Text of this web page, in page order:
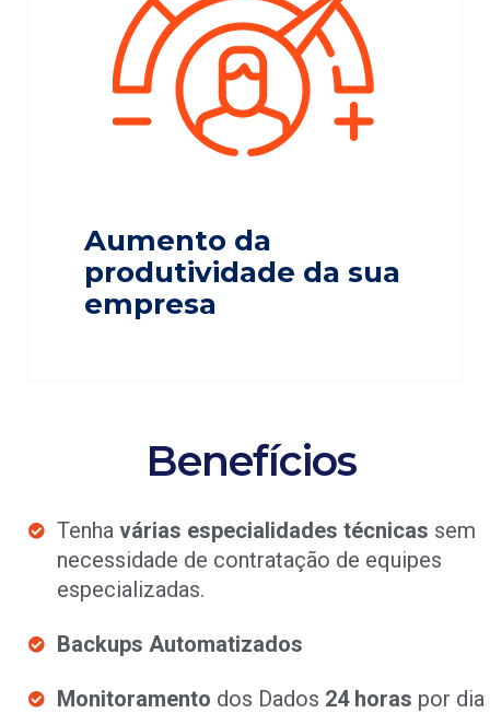
Aumento da
produtividade da sua
empresa
Benefícios
Tenha várias especialidades técnicas sem
necessidade de contratação de equipes
especializadas.
Backups Automatizados
Monitoramento dos Dados 24 horas por dia